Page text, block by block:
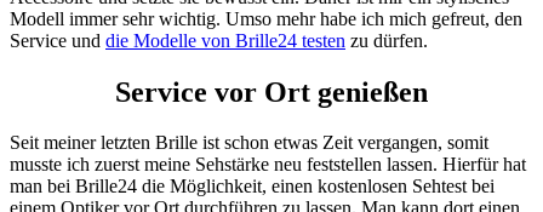
Modell immer sehr wichtig. Umso mehr habe ich mich gefreut, den
Service und die Modelle von Brille24 testen zu dürfen.
Service vor Ort genießen
Seit meiner letzten Brille ist schon etwas Zeit vergangen, somit
musste ich zuerst meine Sehstärke neu feststellen lassen. Hierfür hat
man bei Brille24 die Möglichkeit, einen kostenlosen Sehtest bei